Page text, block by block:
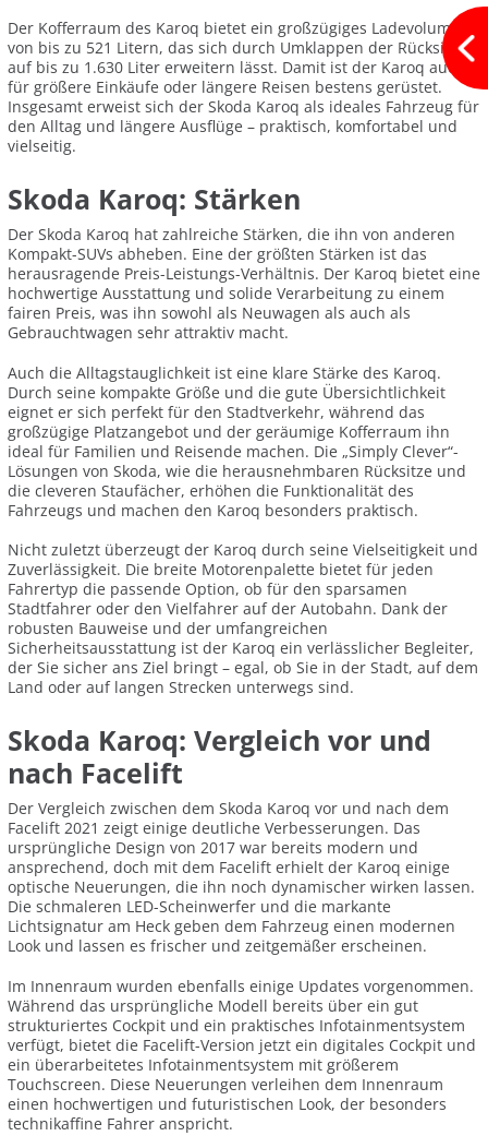
Der Kofferraum des Karoq bietet ein großzügiges Ladevolumen
von bis zu 521 Litern, das sich durch Umklappen der Rücksitze
auf bis zu 1.630 Liter erweitern lässt. Damit ist der Karoq auch
für größere Einkäufe oder längere Reisen bestens gerüstet.
Insgesamt erweist sich der Skoda Karoq als ideales Fahrzeug für
den Alltag und längere Ausflüge – praktisch, komfortabel und
vielseitig.
Skoda Karoq: Stärken
Der Skoda Karoq hat zahlreiche Stärken, die ihn von anderen
Kompakt-SUVs abheben. Eine der größten Stärken ist das
herausragende Preis-Leistungs-Verhältnis. Der Karoq bietet eine
hochwertige Ausstattung und solide Verarbeitung zu einem
fairen Preis, was ihn sowohl als Neuwagen als auch als
Gebrauchtwagen sehr attraktiv macht.
Auch die Alltagstauglichkeit ist eine klare Stärke des Karoq.
Durch seine kompakte Größe und die gute Übersichtlichkeit
eignet er sich perfekt für den Stadtverkehr, während das
großzügige Platzangebot und der geräumige Kofferraum ihn
ideal für Familien und Reisende machen. Die „Simply Clever“-
Lösungen von Skoda, wie die herausnehmbaren Rücksitze und
die cleveren Staufächer, erhöhen die Funktionalität des
Fahrzeugs und machen den Karoq besonders praktisch.
Nicht zuletzt überzeugt der Karoq durch seine Vielseitigkeit und
Zuverlässigkeit. Die breite Motorenpalette bietet für jeden
Fahrertyp die passende Option, ob für den sparsamen
Stadtfahrer oder den Vielfahrer auf der Autobahn. Dank der
robusten Bauweise und der umfangreichen
Sicherheitsausstattung ist der Karoq ein verlässlicher Begleiter,
der Sie sicher ans Ziel bringt – egal, ob Sie in der Stadt, auf dem
Land oder auf langen Strecken unterwegs sind.
Skoda Karoq: Vergleich vor und
nach Facelift
Der Vergleich zwischen dem Skoda Karoq vor und nach dem
Facelift 2021 zeigt einige deutliche Verbesserungen. Das
ursprüngliche Design von 2017 war bereits modern und
ansprechend, doch mit dem Facelift erhielt der Karoq einige
optische Neuerungen, die ihn noch dynamischer wirken lassen.
Die schmaleren LED-Scheinwerfer und die markante
Lichtsignatur am Heck geben dem Fahrzeug einen modernen
Look und lassen es frischer und zeitgemäßer erscheinen.
Im Innenraum wurden ebenfalls einige Updates vorgenommen.
Während das ursprüngliche Modell bereits über ein gut
strukturiertes Cockpit und ein praktisches Infotainmentsystem
verfügt, bietet die Facelift-Version jetzt ein digitales Cockpit und
ein überarbeitetes Infotainmentsystem mit größerem
Touchscreen. Diese Neuerungen verleihen dem Innenraum
einen hochwertigen und futuristischen Look, der besonders
technikaffine Fahrer anspricht.